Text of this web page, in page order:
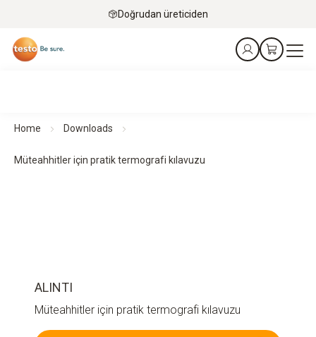
Doğrudan üreticiden
Home Downloads
Müteahhitler için pratik termografi kılavuzu
ALINTI
Müteahhitler için pratik termografi kılavuzu